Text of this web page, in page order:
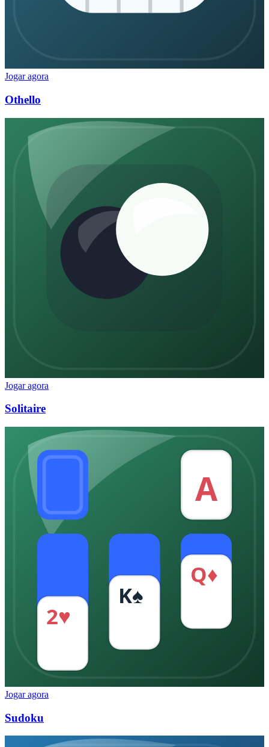
Jogar agora
Othello
Jogar agora
Solitaire
A
2♥
K♠
Q♦
Jogar agora
Sudoku